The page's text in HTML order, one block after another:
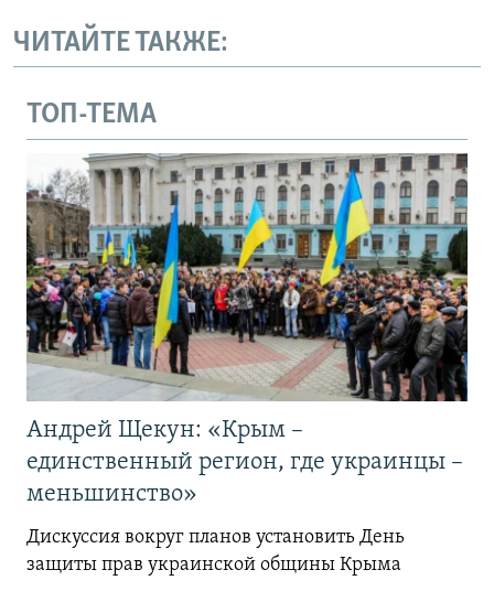
ЧИТАЙТЕ ТАКЖЕ:
ТОП-ТЕМА
Андрей Щекун: «Крым –
единственный регион, где украинцы –
меньшинство»
Дискуссия вокруг планов установить День
защиты прав украинской общины Крыма